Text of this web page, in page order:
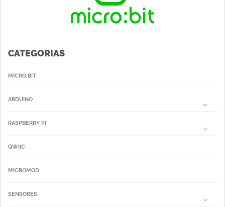
CATEGORIAS
MICRO:BIT
ARDUINO
RASPBERRY PI
QWIIC
MICROMOD
SENSORES